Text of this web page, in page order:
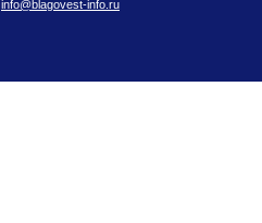
info@blagovest-info.ru